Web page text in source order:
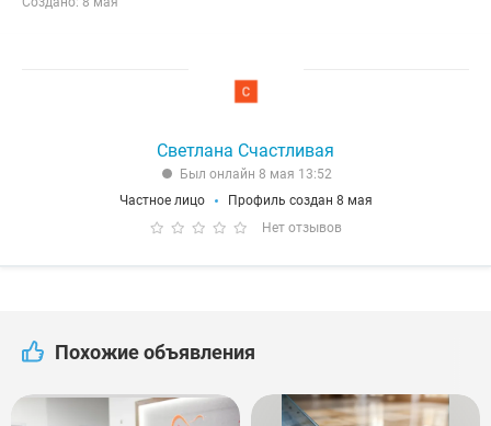
Светлана Счастливая
Был онлайн 8 мая 13:52
Частное лицо
Профиль создан 8 мая
Нет отзывов
Похожие объявления